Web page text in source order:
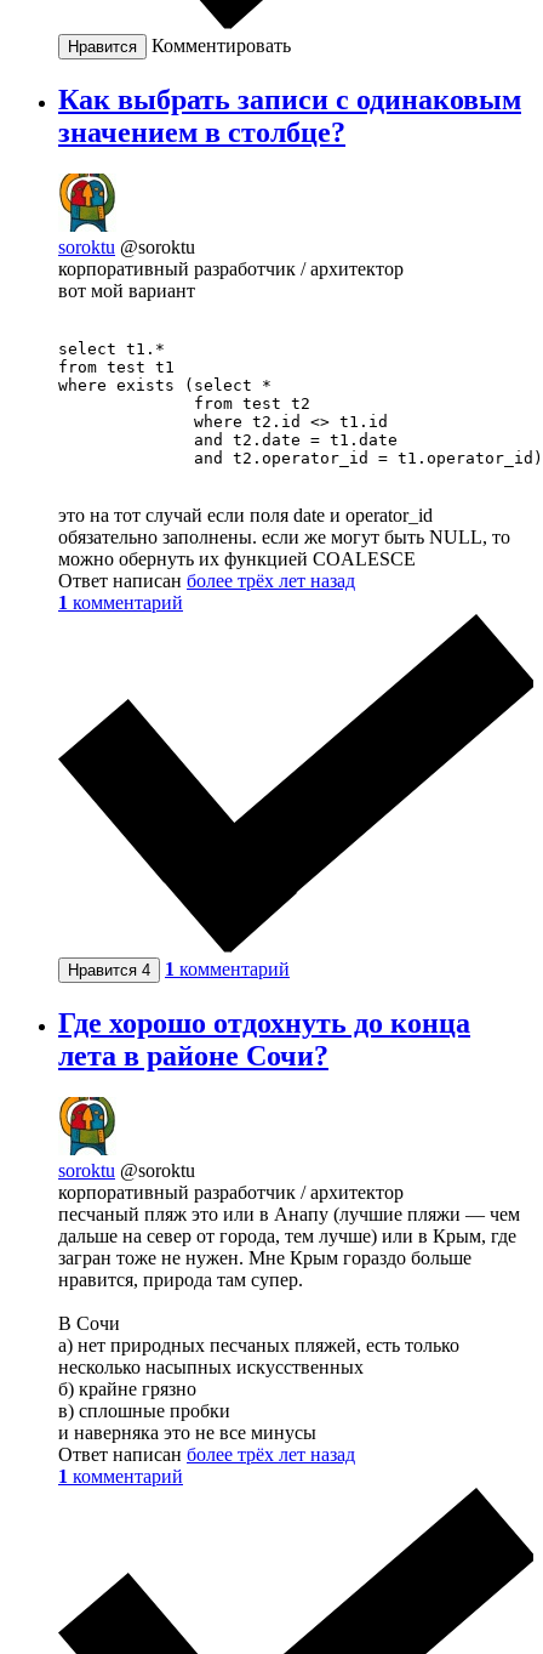
Нравится Комментировать
Как выбрать записи с одинаковым
значением в столбце?
soroktu @soroktu
корпоративный разработчик / архитектор
вот мой вариант
select t1.*
from test t1
where exists (select *
              from test t2
              where t2.id <> t1.id
              and t2.date = t1.date
это на тот случай если поля date и operator_id
обязательно заполнены. если же могут быть NULL, то
можно обернуть их функцией COALESCE
Ответ написан более трёх лет назад
1 комментарий
Нравится 4 1 комментарий
Где хорошо отдохнуть до конца
лета в районе Сочи?
soroktu @soroktu
корпоративный разработчик / архитектор
песчаный пляж это или в Анапу (лучшие пляжи — чем
дальше на север от города, тем лучше) или в Крым, где
загран тоже не нужен. Мне Крым гораздо больше
нравится, природа там супер.
В Сочи
а) нет природных песчаных пляжей, есть только
несколько насыпных искусственных
б) крайне грязно
в) сплошные пробки
и наверняка это не все минусы
Ответ написан более трёх лет назад
1 комментарий